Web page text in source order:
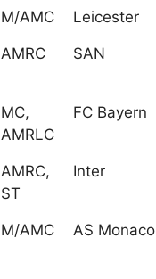
M/AMC Leicester
AMRC SAN
MC,
AMRLC
FC Bayern
AMRC,
ST
Inter
M/AMC AS Monaco